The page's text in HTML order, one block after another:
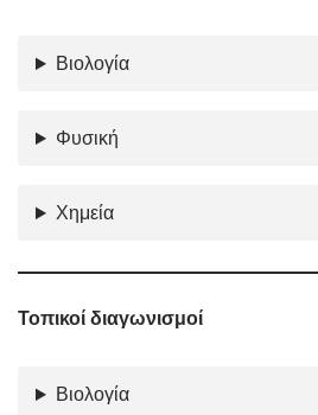
Βιολογία
Φυσική
Χημεία
Τοπικοί διαγωνισμοί
Βιολογία